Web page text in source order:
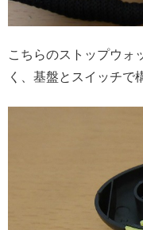
こちらのストップウォ
く、基盤とスイッチで